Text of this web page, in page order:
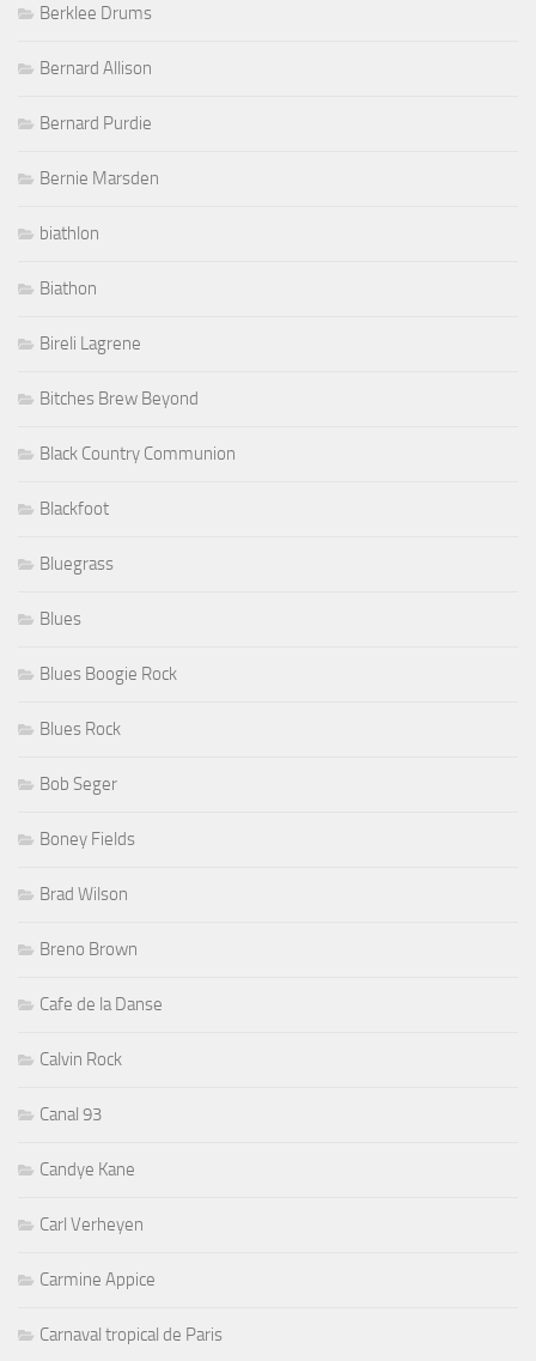
Berklee Drums
Bernard Allison
Bernard Purdie
Bernie Marsden
biathlon
Biathon
Bireli Lagrene
Bitches Brew Beyond
Black Country Communion
Blackfoot
Bluegrass
Blues
Blues Boogie Rock
Blues Rock
Bob Seger
Boney Fields
Brad Wilson
Breno Brown
Cafe de la Danse
Calvin Rock
Canal 93
Candye Kane
Carl Verheyen
Carmine Appice
Carnaval tropical de Paris